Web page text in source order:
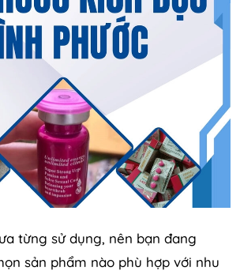
từng sử dụng, nên bạn đang
sản phẩm nào phù hợp với nhu